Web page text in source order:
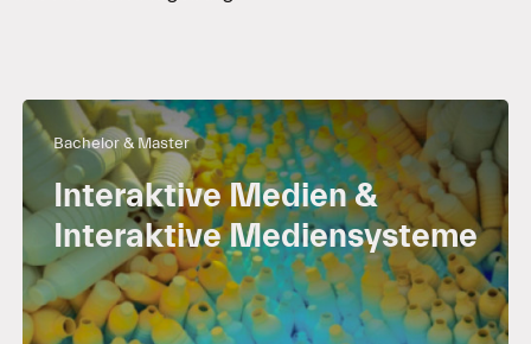
Showcase
Technische
Hochschule
Studiengänge
Bachelor & Master
Interak­tive Medien &
Interaktive Medien­systeme